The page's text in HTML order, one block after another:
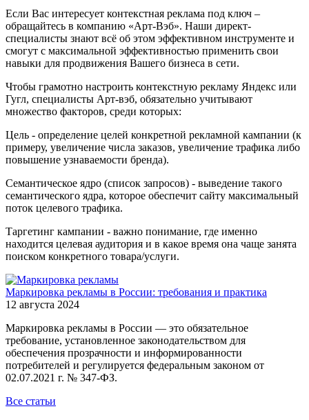
Если Вас интересует контекстная реклама под ключ –
обращайтесь в компанию «Арт-Вэб». Наши директ-
специалисты знают всё об этом эффективном инструменте и
смогут с максимальной эффективностью применить свои
навыки для продвижения Вашего бизнеса в сети.
Чтобы грамотно настроить контекстную рекламу Яндекс или
Гугл, специалисты Арт-вэб, обязательно учитывают
множество факторов, среди которых:
Цель - определение целей конкретной рекламной кампании (к
примеру, увеличение числа заказов, увеличение трафика либо
повышение узнаваемости бренда).
Семантическое ядро (список запросов) - выведение такого
семантического ядра, которое обеспечит сайту максимальный
поток целевого трафика.
Таргетинг кампании - важно понимание, где именно
находится целевая аудитория и в какое время она чаще занята
поиском конкретного товара/услуги.
Маркировка рекламы в России: требования и практика
12 августа 2024
Маркировка рекламы в России — это обязательное
требование, установленное законодательством для
обеспечения прозрачности и информированности
потребителей и регулируется федеральным законом от
02.07.2021 г. № 347-ФЗ.
Все статьи